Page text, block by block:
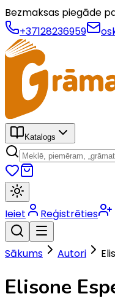
Bezmaksas piegāde
+37128236959
Katalogs
Ieiet Reģistrēties
Sākums Autori
Elisone